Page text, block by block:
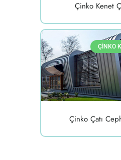
Çinko Kenet
ÇINKO
Çinko Çatı